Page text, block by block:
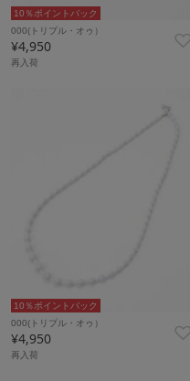
10％ポイントバック
000(トリプル・オゥ）
¥4,950
再入荷
10％ポイントバック
000(トリプル・オゥ）
¥4,950
再入荷